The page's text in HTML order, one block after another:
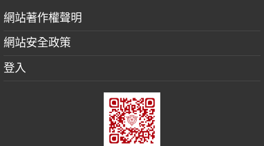
網站著作權聲明
網站安全政策
登入